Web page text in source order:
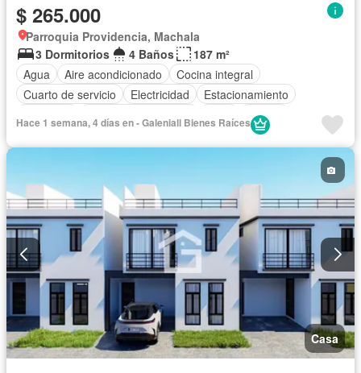
$ 265.000
Parroquia Providencia, Machala
3 Dormitorios
4 Baños
187 m²
Agua
Aire acondicionado
Cocina integral
Cuarto de servicio
Electricidad
Estacionamiento
Piscina
Hace 1 semana, 4 días en - Galeniall Bienes Raíces
Casa